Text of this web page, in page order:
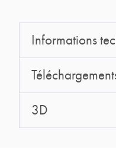
Informations
3D